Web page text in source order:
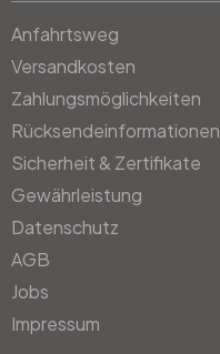
Anfahrtsweg
Versandkosten
Zahlungsmöglichkeiten
Rücksendeinformationen
Sicherheit & Zertifikate
Gewährleistung
Datenschutz
AGB
Jobs
Impressum